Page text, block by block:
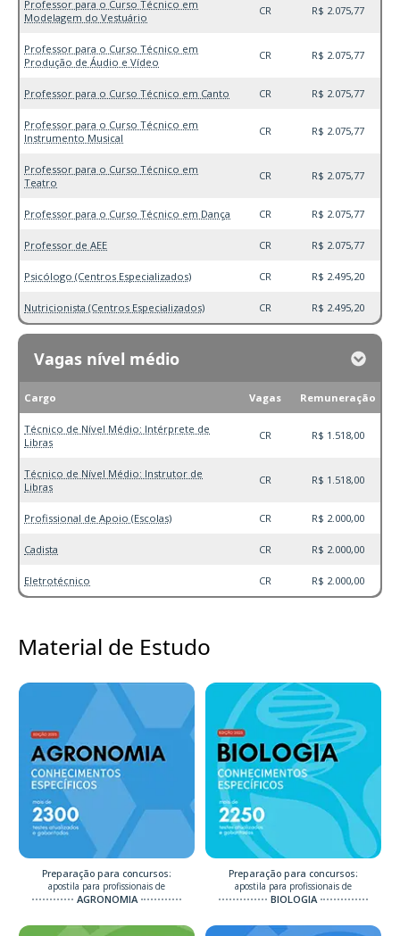
Professor para o Curso Técnico em
Modelagem do Vestuário
CR R$ 2.075,77
Professor para o Curso Técnico em
Produção de Áudio e Vídeo
CR R$ 2.075,77
Professor para o Curso Técnico em Canto CR R$ 2.075,77
Professor para o Curso Técnico em
Instrumento Musical
CR R$ 2.075,77
Professor para o Curso Técnico em
Teatro
CR R$ 2.075,77
Professor para o Curso Técnico em Dança CR R$ 2.075,77
Professor de AEE CR R$ 2.075,77
Psicólogo (Centros Especializados) CR R$ 2.495,20
Nutricionista (Centros Especializados) CR R$ 2.495,20
Vagas nível médio
Cargo Vagas Remuneração
Técnico de Nível Médio: Intérprete de
Libras
CR R$ 1.518,00
Técnico de Nível Médio: Instrutor de
Libras
CR R$ 1.518,00
Profissional de Apoio (Escolas) CR R$ 2.000,00
Cadista CR R$ 2.000,00
Eletrotécnico CR R$ 2.000,00
Material de Estudo
Preparação para concursos:
apostila para profissionais de
AGRONOMIA
Preparação para concursos:
apostila para profissionais de
BIOLOGIA